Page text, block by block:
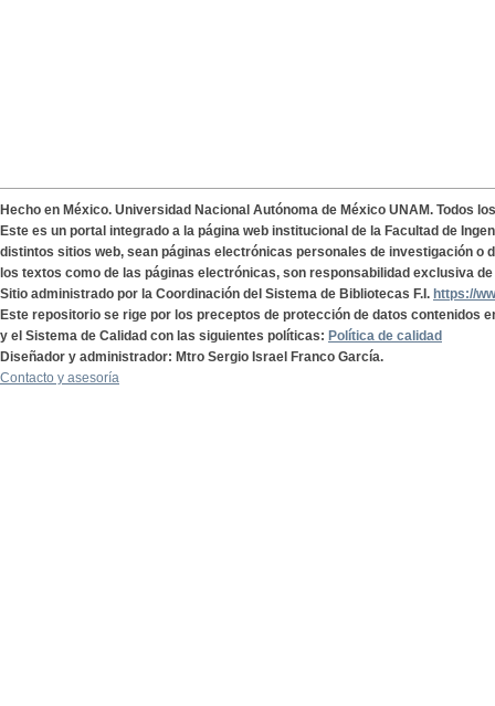
Hecho en México. Universidad Nacional Autónoma de México UNAM. Todos
Este es un portal integrado a la página web institucional de la Facultad de
distintos sitios web, sean páginas electrónicas personales de investigación o
los textos como de las páginas electrónicas, son responsabilidad exclusiva
Sitio administrado por la Coordinación del Sistema de Bibliotecas F.I. https://
Este repositorio se rige por los preceptos de protección de datos contenidos
y el Sistema de Calidad con las siguientes políticas: Política de calidad
Diseñador y administrador: Mtro Sergio Israel Franco García.
Contacto y asesoría